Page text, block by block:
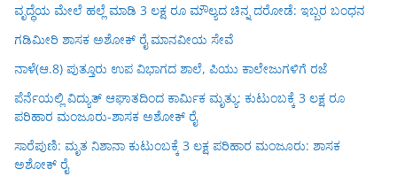
ವೃದ್ಧೆಯ ಮೇಲೆ ಹಲ್ಲೆ ಮಾಡಿ 3 ಲಕ್ಷ ರೂ ಮೌಲ್ಯದ ಚಿನ್ನ ದರೋಡೆ: ಇಬ್ಬರ ಬಂಧನ
ಗಡಿಮೀರಿ ಶಾಸಕ ಅಶೋಕ್ ರೈ ಮಾನವೀಯ ಸೇವೆ
ನಾಳೆ(ಆ.8) ಪುತ್ತೂರು ಉಪ ವಿಭಾಗದ ಶಾಲೆ, ಪಿಯು ಕಾಲೇಜುಗಳಿಗೆ ರಜೆ
ಪೆರ್ನೆಯಲ್ಲಿ ವಿದ್ಯುತ್ ಆಘಾತದಿಂದ ಕಾರ್ಮಿಕ ಮೃತ್ಯು: ಕುಟುಂಬಕ್ಕೆ 3 ಲಕ್ಷ ರೂ
ಪರಿಹಾರ ಮಂಜೂರು-ಶಾಸಕ ಅಶೋಕ್ ರೈ
ಸಾರೆಪುಣಿ: ಮೃತ ನಿಶಾನಾ ಕುಟುಂಬಕ್ಕೆ 3 ಲಕ್ಷ ಪರಿಹಾರ ಮಂಜೂರು: ಶಾಸಕ
ಅಶೋಕ್ ರೈ